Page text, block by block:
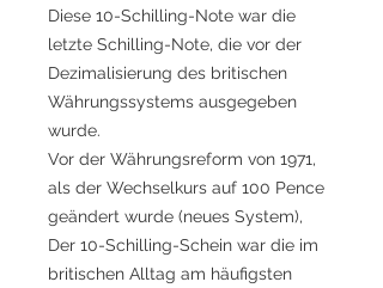
Diese 10-Schilling-Note war die
letzte Schilling-Note, die vor der
Dezimalisierung des britischen
Währungssystems ausgegeben
wurde.
Vor der Währungsreform von 1971,
als der Wechselkurs auf 100 Pence
geändert wurde (neues System),
Der 10-Schilling-Schein war die im
britischen Alltag am häufigsten